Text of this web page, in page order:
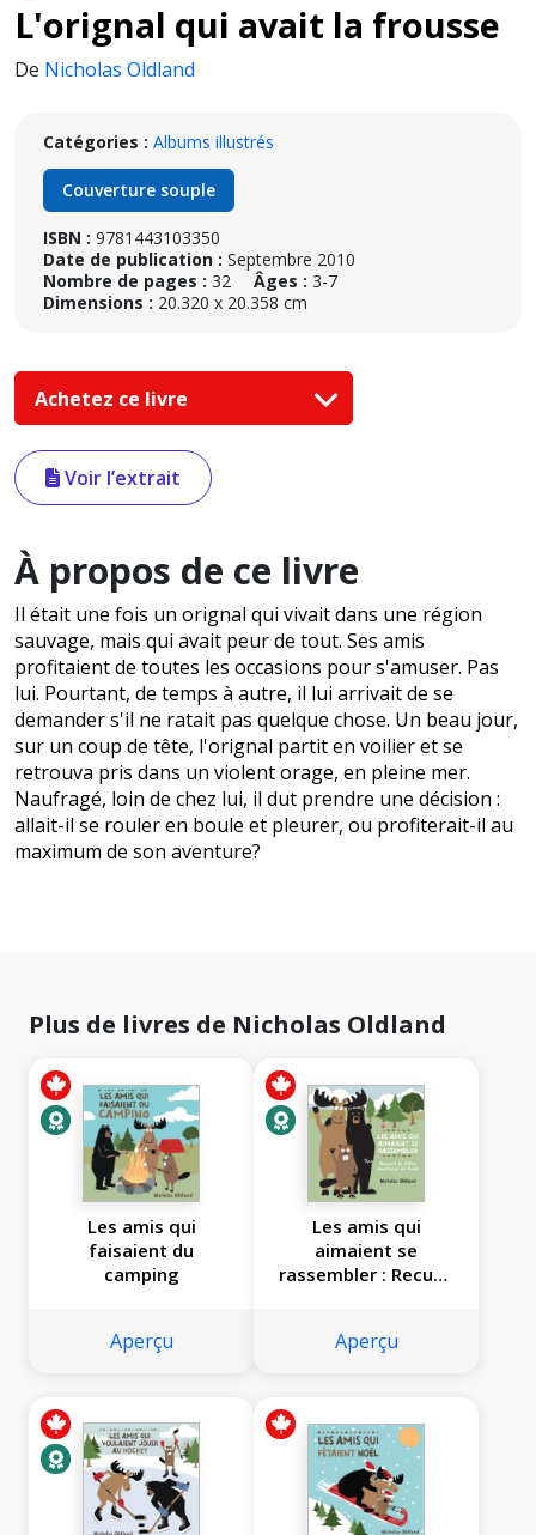
L'orignal qui avait la frousse
De Nicholas Oldland
Catégories : Albums illustrés
Couverture souple
ISBN : 9781443103350
Date de publication : Septembre 2010
Nombre de pages : 32 Âges : 3-7
Dimensions : 20.320 x 20.358 cm
Achetez ce livre
Voir l’extrait
À propos de ce livre
Il était une fois un orignal qui vivait dans une région
sauvage, mais qui avait peur de tout. Ses amis
profitaient de toutes les occasions pour s'amuser. Pas
lui. Pourtant, de temps à autre, il lui arrivait de se
demander s'il ne ratait pas quelque chose. Un beau jour,
sur un coup de tête, l'orignal partit en voilier et se
retrouva pris dans un violent orage, en pleine mer.
Naufragé, loin de chez lui, il dut prendre une décision :
allait-il se rouler en boule et pleurer, ou profiterait-il au
maximum de son aventure?
Plus de livres de Nicholas Oldland
Les amis qui
faisaient du
camping
Aperçu
Les amis qui
aimaient se
rassembler : Recueil
Aperçu